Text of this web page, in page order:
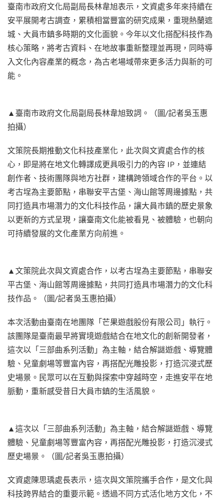
臺南市政府文化局副局長林韋旭表示，文資處多年來持續在
安平展開考古調查，累積相當豐富的研究成果，重現熱蘭遮
城、大員市鎮多時期的文化面貌。今年以文化搭配科技作為
核心策略，將考古資料、在地故事重新整理並再現，同時導
入文化內容產業的概念，為古老場域帶來更多活力與新的可
能。
▲臺南市政府文化局副局長林韋旭致詞。（圖/記者吳玉惠
拍攝）
文策院長期推動文化科技產業化，此次與文資處合作的核
心，即是將在地文化轉譯成更具吸引力的內容 IP，並連結
創作者、技術團隊與地方社群，建構跨領域合作的平台。以
考古埕為主要節點，串聯安平古堡、海山館等周邊據點，共
同打造具市場潛力的文化科技作品，讓大員市鎮的歷史景象
以更新的方式呈現，讓臺南文化能被看見、被體驗，也朝向
可持續發展的文化產業方向前進。
▲文策院此次與文資處合作，以考古埕為主要節點，串聯安
平古堡、海山館等周邊據點，共同打造具市場潛力的文化科
技作品。（圖/記者吳玉惠拍攝）
本次活動由臺南在地團隊「芒果遊戲股份有限公司」執行。
該團隊是臺南最早將實境遊戲結合在地文化的創新開發者，
這次以「三部曲系列活動」為主軸，結合解謎遊戲、導覽體
驗、兒童劇場等豐富內容，再搭配光雕投影，打造沉浸式歷
史場景。民眾可以在互動與探索中穿越時空，走進安平在地
脈動，重新感受昔日大員市鎮的生活風貌。
▲這次以「三部曲系列活動」為主軸，結合解謎遊戲、導覽
體驗、兒童劇場等豐富內容，再搭配光雕投影，打造沉浸式
歷史場景。（圖/記者吳玉惠拍攝）
文資處陳思瑀處長表示，這次與文策院攜手合作，是文化與
科技跨界結合的重要示範。透過不同方式活化地方文化，不